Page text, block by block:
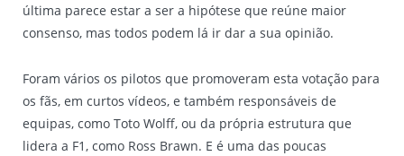
última parece estar a ser a hipótese que reúne maior
consenso, mas todos podem lá ir dar a sua opinião.
Foram vários os pilotos que promoveram esta votação para
os fãs, em curtos vídeos, e também responsáveis de
equipas, como Toto Wolff, ou da própria estrutura que
lidera a F1, como Ross Brawn. E é uma das poucas